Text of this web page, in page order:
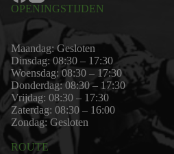
OPENINGSTIJDEN
Maandag: Gesloten
Dinsdag: 08:30 – 17:30
Woensdag: 08:30 – 17:30
Donderdag: 08:30 – 17:30
Vrijdag: 08:30 – 17:30
Zaterdag: 08:30 – 16:00
Zondag: Gesloten
ROUTE